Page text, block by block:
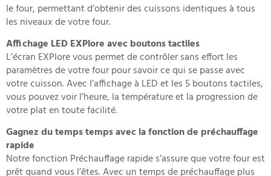
le four, permettant d’obtenir des cuissons identiques à tous
les niveaux de votre four.
Affichage LED EXPlore avec boutons tactiles
L’écran EXPlore vous permet de contrôler sans effort les
paramètres de votre four pour savoir ce qui se passe avec
votre cuisson. Avec l’affichage à LED et les 5 boutons tactiles,
vous pouvez voir l’heure, la température et la progression de
votre plat en toute facilité.
Gagnez du temps temps avec la fonction de préchauffage
rapide
Notre fonction Préchauffage rapide s’assure que votre four est
prêt quand vous l’êtes. Avec un temps de préchauffage plus